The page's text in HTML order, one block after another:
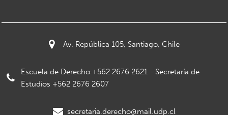
Av. República 105, Santiago, Chile
Escuela de Derecho +562 2676 2621 - Secretaría de
Estudios +562 2676 2607
secretaria.derecho@mail.udp.cl